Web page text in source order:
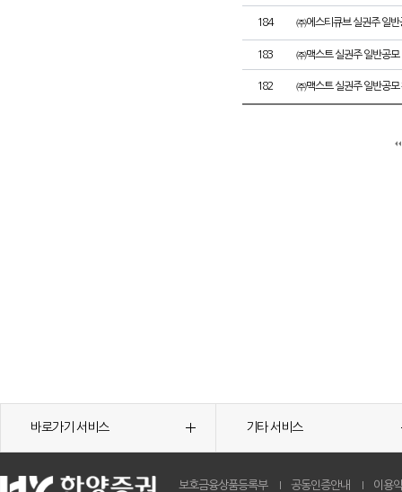
184 ㈜에스티큐브 실권주 일반
183 ㈜맥스트 실권주 일반공모
182 ㈜맥스트 실권주 일반공모
바로가기 서비스 기타 서비스
보호금융상품등록부 공동인증안내 이용